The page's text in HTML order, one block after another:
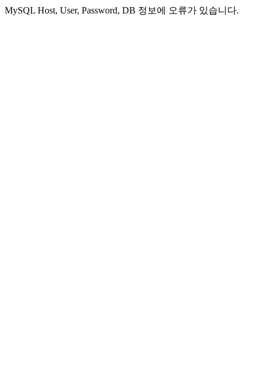
MySQL Host, User, Password, DB 정보에 오류가 있습니다.